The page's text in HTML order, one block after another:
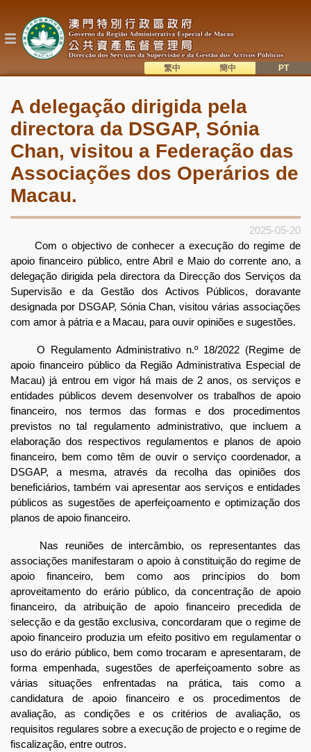
o
conteúdo
目A delegação dirigida pela
directora da DSGAP, Sónia
Chan, visitou a Federação das
Associações dos Operários de
Macau.
2025-05-20
Com o objectivo de conhecer a execução do regime de
apoio financeiro público, entre Abril e Maio do corrente ano, a
delegação dirigida pela directora da Direcção dos Serviços da
Supervisão e da Gestão dos Activos Públicos, doravante
designada por DSGAP, Sónia Chan, visitou várias associações
com amor à pátria e a Macau, para ouvir opiniões e sugestões.
O Regulamento Administrativo n.º 18/2022 (Regime de
apoio financeiro público da Região Administrativa Especial de
Macau) já entrou em vigor há mais de 2 anos, os serviços e
entidades públicos devem desenvolver os trabalhos de apoio
financeiro, nos termos das formas e dos procedimentos
previstos no tal regulamento administrativo, que incluem a
elaboração dos respectivos regulamentos e planos de apoio
financeiro, bem como têm de ouvir o serviço coordenador, a
DSGAP, a mesma, através da recolha das opiniões dos
beneficiários, também vai apresentar aos serviços e entidades
públicos as sugestões de aperfeiçoamento e optimização dos
planos de apoio financeiro.
Nas reuniões de intercâmbio, os representantes das
associações manifestaram o apoio à constituição do regime de
apoio financeiro, bem como aos princípios do bom
aproveitamento do erário público, da concentração de apoio
financeiro, da atribuição de apoio financeiro precedida de
selecção e da gestão exclusiva, concordaram que o regime de
apoio financeiro produzia um efeito positivo em regulamentar o
uso do erário público, bem como trocaram e apresentaram, de
forma empenhada, sugestões de aperfeiçoamento sobre as
várias situações enfrentadas na prática, tais como a
candidatura de apoio financeiro e os procedimentos de
avaliação, as condições e os critérios de avaliação, os
requisitos regulares sobre a execução de projecto e o regime de
fiscalização, entre outros.